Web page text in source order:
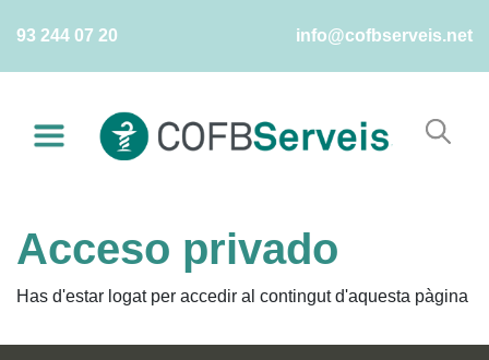
93 244 07 20 info@cofbserveis.net
Acceso privado
Has d'estar logat per accedir al contingut d'aquesta pàgina